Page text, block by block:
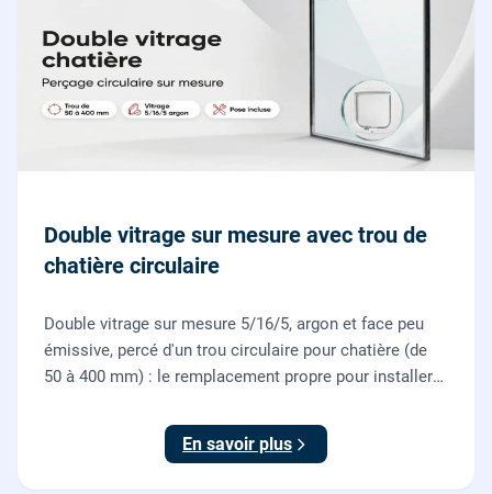
Double vitrage sur mesure avec trou de
chatière circulaire
Double vitrage sur mesure 5/16/5, argon et face peu
émissive, percé d'un trou circulaire pour chatière (de
50 à 400 mm) : le remplacement propre pour installer
En savoir plus